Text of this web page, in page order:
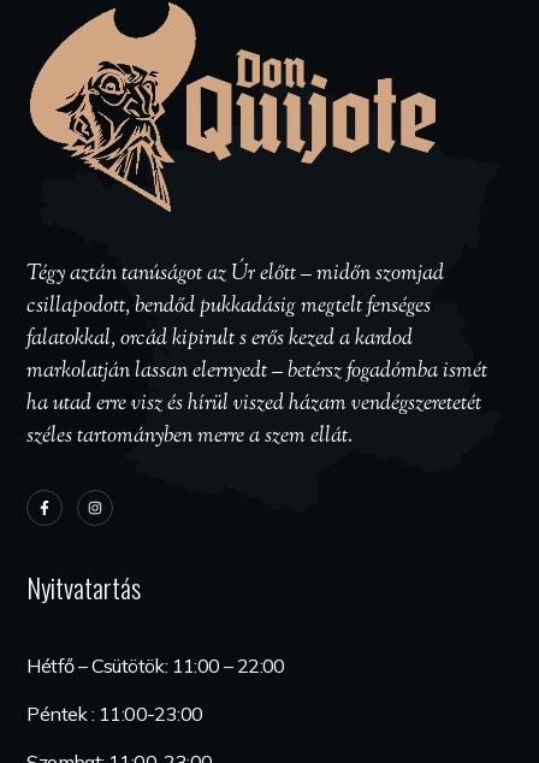
Tégy aztán tanúságot az Úr előtt – midőn szomjad
csillapodott, bendőd pukkadásig megtelt fenséges
falatokkal, orcád kipirult s erős kezed a kardod
markolatján lassan elernyedt – betérsz fogadómba ismét
ha utad erre visz és hírül viszed házam vendégszeretetét
széles tartományben merre a szem ellát.
Nyitvatartás
Hétfő – Csütötök: 11:00 – 22:00
Péntek : 11:00-23:00